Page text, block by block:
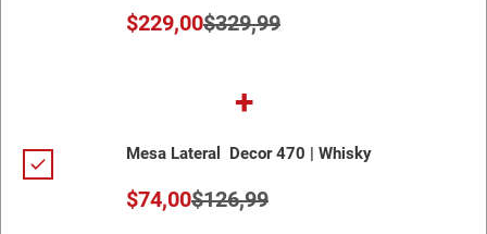
$229,00$329,99
+
Mesa Lateral Decor 470 | Whisky
$74,00$126,99